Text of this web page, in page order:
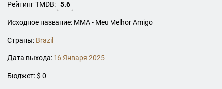
Рейтинг TMDB: 5.6
Исходное название: MMA - Meu Melhor Amigo
Страны: Brazil
Дата выхода: 16 Января 2025
Бюджет: $ 0